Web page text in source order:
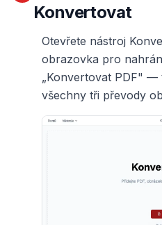
Konvertovat
Otevřete nástroj
obrazovka pro
„Konvertovat PDF"
všechny tři převody